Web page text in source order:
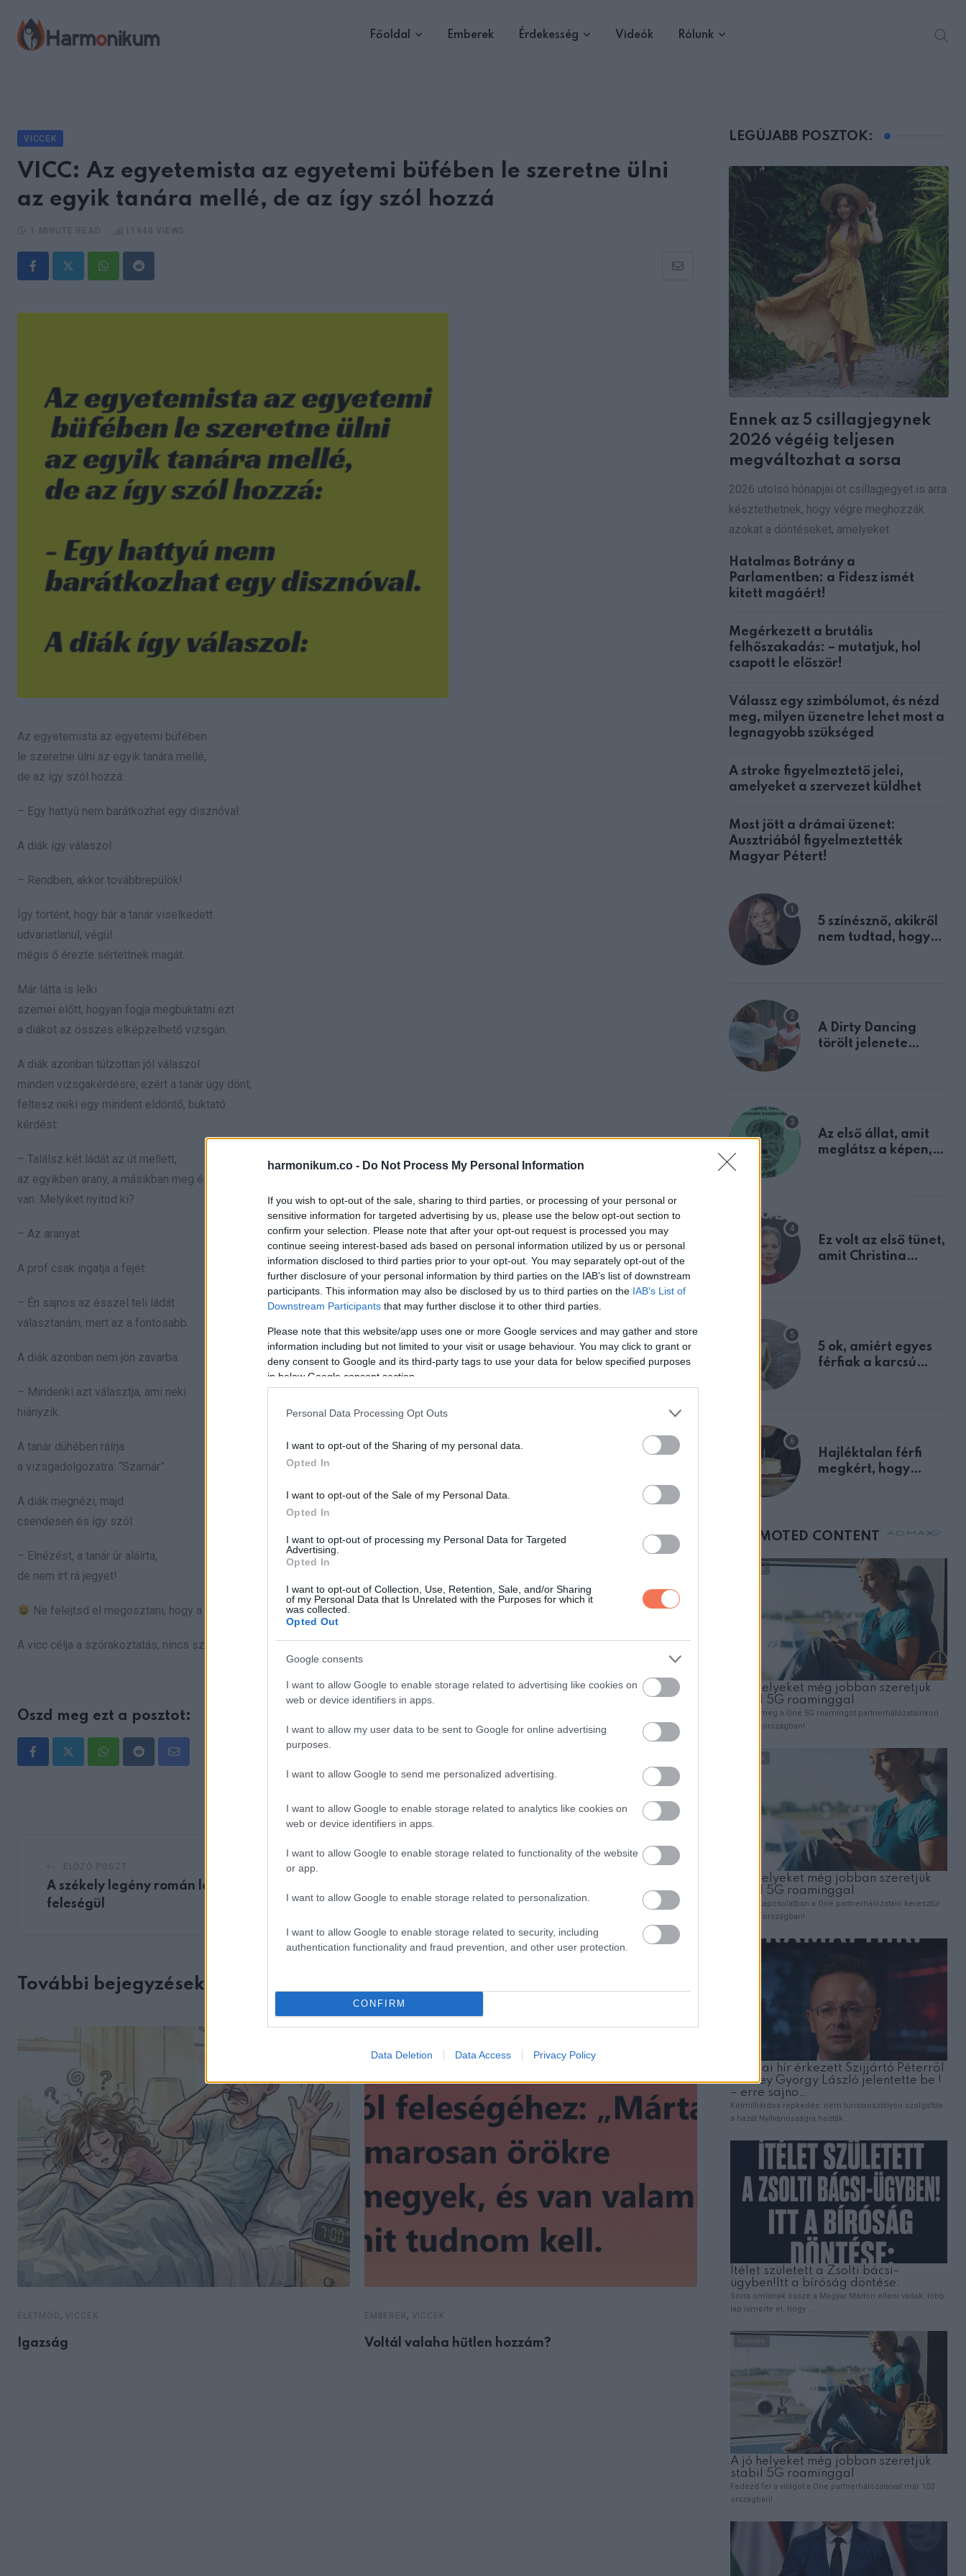
harmonikum.co - Do Not Process My Personal Information
If you wish to opt-out of the sale, sharing to third parties, or processing of your personal or
sensitive information for targeted advertising by us, please use the below opt-out section to
confirm your selection. Please note that after your opt-out request is processed you may
continue seeing interest-based ads based on personal information utilized by us or personal
information disclosed to third parties prior to your opt-out. You may separately opt-out of the
further disclosure of your personal information by third parties on the IAB’s list of downstream
participants. This information may also be disclosed by us to third parties on the IAB’s List of
Downstream Participants that may further disclose it to other third parties.
Please note that this website/app uses one or more Google services and may gather and store
information including but not limited to your visit or usage behaviour. You may click to grant or
deny consent to Google and its third-party tags to use your data for below specified purposes
in below Google consent section.
Personal Data Processing Opt Outs
I want to opt-out of the Sharing of my personal data.
Opted In
I want to opt-out of the Sale of my Personal Data.
Opted In
I want to opt-out of processing my Personal Data for Targeted
Advertising.
Opted In
I want to opt-out of Collection, Use, Retention, Sale, and/or Sharing
of my Personal Data that Is Unrelated with the Purposes for which it
was collected.
Opted Out
Google consents
I want to allow Google to enable storage related to advertising like cookies on
web or device identifiers in apps.
I want to allow my user data to be sent to Google for online advertising
purposes.
I want to allow Google to send me personalized advertising.
I want to allow Google to enable storage related to analytics like cookies on
web or device identifiers in apps.
I want to allow Google to enable storage related to functionality of the website
or app.
I want to allow Google to enable storage related to personalization.
I want to allow Google to enable storage related to security, including
authentication functionality and fraud prevention, and other user protection.
CONFIRM
Data Deletion Data Access Privacy Policy
content
Főoldal Emberek Érdekesség Videók Rólunk
VICCEK
VICC: Az egyetemista az egyetemi büfében le szeretne ülni
az egyik tanára mellé, de az így szól hozzá
WhatsappReddit
Share
Az egyetemista az egyetemi büfében
le szeretne ülni az egyik tanára mellé,
de az így szól hozzá:
– Egy hattyú nem barátkozhat egy disznóval.
A diák így válaszol:
– Rendben, akkor továbbrepülök!
Így történt, hogy bár a tanár viselkedett
udvariatlanul, végül
mégis ő érezte sértettnek magát.
Már látta is lelki
szemei előtt, hogyan fogja megbuktatni ezt
a diákot az összes elképzelhető vizsgán.
A diák azonban túlzottan jól válaszol
minden vizsgakérdésre, ezért a tanár úgy dönt,
feltesz neki egy mindent eldöntő, buktató
kérdést:
– Találsz két ládát az út mellett,
az egyikben arany, a másikban meg ész
van. Melyiket nyitod ki?
– Az aranyat.
A prof csak ingatja a fejét:
– Én sajnos az ésszel teli ládát
választanám, mert az a fontosabb.
A diák azonban nem jön zavarba:
– Mindenki azt választja, ami neki
hiányzik.
A tanár dühében ráírja
a vizsgadolgozatra: “Szamár”.
A diák megnézi, majd
csendesen és így szól:
– Elnézést, a tanár úr aláírta,
de nem írt rá jegyet!
Ne felejtsd el megosztani, hogy a barátaid is nevessenek egy jót!
A vicc célja a szórakoztatás, nincs szándékunkban senkit sem megbántani!
Oszd meg ezt a posztot:
WhatsappRedditShare
A székely legény román lányt vesz
feleségül
KÖVETKEZŐ POSZT
doktorhoz, és így kérleli:
További bejegyzések
,
Igazság
,
Voltál valaha hűtlen hozzám?
EMBEREK,VICCEK
A férj felhívja a feleségét
LEGÚJABB POSZTOK:
Ennek az 5 csillagjegynek
2026 végéig teljesen
megváltozhat a sorsa
2026 utolsó hónapjai öt csillagjegyet is arra
késztethetnek, hogy végre meghozzák
azokat a döntéseket, amelyeket
Hatalmas Botrány a
Parlamentben: a Fidesz ismét
kitett magáért!
Megérkezett a brutális
felhőszakadás: – mutatjuk, hol
csapott le először!
Válassz egy szimbólumot, és nézd
meg, milyen üzenetre lehet most a
legnagyobb szükséged
A stroke figyelmeztető jelei,
amelyeket a szervezet küldhet
Most jött a drámai üzenet:
Ausztriából figyelmeztették
Magyar Pétert!
5 színésznő, akikről
nem tudtad, hogy
A Dirty Dancing
törölt jelenete
Az első állat, amit
meglátsz a képen,
Ez volt az első tünet,
amit Christina
5 ok, amiért egyes
férfiak a karcsú
Hajléktalan férfi
megkért, hogy
mellettem ült az első